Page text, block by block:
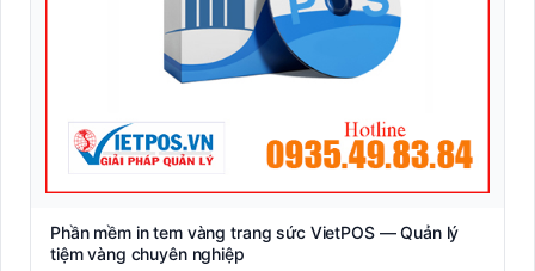
Phần mềm in tem vàng trang sức VietPOS — Quản lý
tiệm vàng chuyên nghiệp